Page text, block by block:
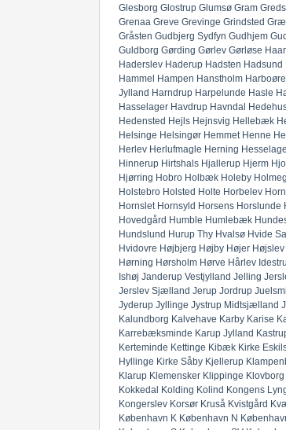
Glesborg Glostrup Glumsø Gram
Grenaa Greve Grevinge Grindsted
Gråsten Gudbjerg Sydfyn Gudhjem
Guldborg Gørding Gørlev Gørløse
Haderslev Haderup Hadsten Hadsund
Hammel
Hampen Hanstholm Harboøre
Jylland Harndrup Harpelunde Hasle
Hasselager Havdrup Havndal
Hedensted Hejls Hejnsvig Hellebæk
Helsinge Helsingør Hemmet Henne
Herlev Herlufmagle Herning
Hinnerup Hirtshals Hjallerup Hjerm
Hjørring Hobro Holbæk Holeby
Holstebro Holsted Holte Horbelev
Hornslet Hornsyld Horsens Horslunde
Hovedgård Humble Humlebæk
Hundslund Hurup Thy Hvalsø Hvide
Hvidovre Højbjerg Højby Højer Højslev
Hørning Hørsholm Hørve Hårlev
Ishøj Janderup Vestjylland Jelling
Jerslev Sjælland Jerup Jordrup
Jyderup Jyllinge Jystrup Midtsjælland
Kalundborg Kalvehave Karby Karise
Karrebæksminde Karup Jylland
Kerteminde Kettinge Kibæk Kirke
Hyllinge Kirke Såby Kjellerup
Klarup Klemensker Klippinge Klovborg
Kokkedal Kolding Kolind Kongens
Kongerslev Korsør Kruså Kvistgård
København K København N